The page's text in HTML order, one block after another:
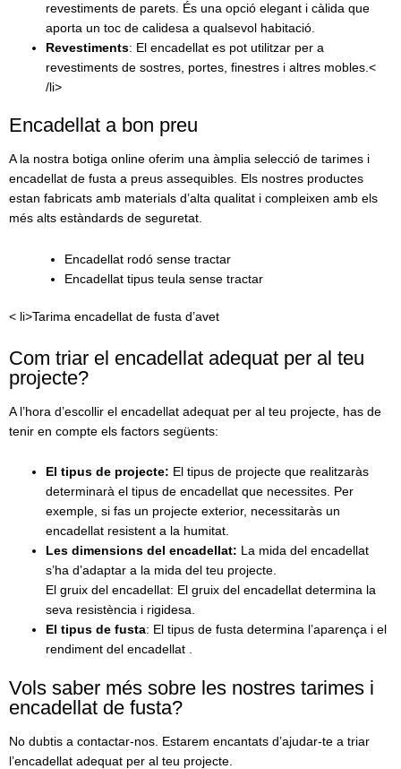
revestiments de parets. És una opció elegant i càlida que
aporta un toc de calidesa a qualsevol habitació.
Revestiments: El encadellat es pot utilitzar per a
revestiments de sostres, portes, finestres i altres mobles.<
/li>
Encadellat a bon preu
A la nostra botiga online oferim una àmplia selecció de tarimes i
encadellat de fusta a preus assequibles. Els nostres productes
estan fabricats amb materials d’alta qualitat i compleixen amb els
més alts estàndards de seguretat.
Encadellat rodó sense tractar
Encadellat tipus teula sense tractar
< li>Tarima encadellat de fusta d’avet
Com triar el encadellat adequat per al teu
projecte?
A l’hora d’escollir el encadellat adequat per al teu projecte, has de
tenir en compte els factors següents:
El tipus de projecte: El tipus de projecte que realitzaràs
determinarà el tipus de encadellat que necessites. Per
exemple, si fas un projecte exterior, necessitaràs un
encadellat resistent a la humitat.
Les dimensions del encadellat: La mida del encadellat
s’ha d’adaptar a la mida del teu projecte.
El gruix del encadellat: El gruix del encadellat determina la
seva resistència i rigidesa.
El tipus de fusta: El tipus de fusta determina l’aparença i el
rendiment del encadellat .
Vols saber més sobre les nostres tarimes i
encadellat de fusta?
No dubtis a contactar-nos. Estarem encantats d’ajudar-te a triar
l’encadellat adequat per al teu projecte.